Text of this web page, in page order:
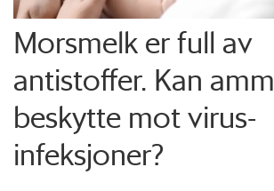
Morsmelk er full av
antistoffer. Kan
beskytte mot virus-
infeksjoner?